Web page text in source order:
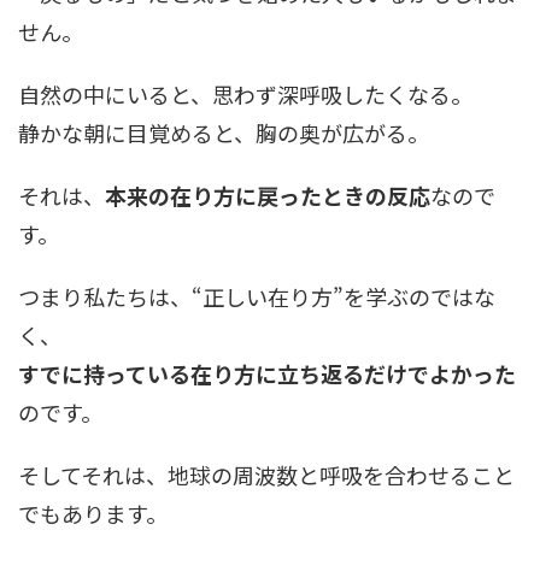
せん。
自然の中にいると、思わず深呼吸したくなる。
静かな朝に目覚めると、胸の奥が広がる。
それは、 本来の在り方に戻ったときの反応なので
す。
つまり私たちは、“正しい在り方”を学ぶのではな
く、
すでに持っている在り方に立ち返るだけでよかった
のです。
そしてそれは、地球の周波数と呼吸を合わせること
でもあります。